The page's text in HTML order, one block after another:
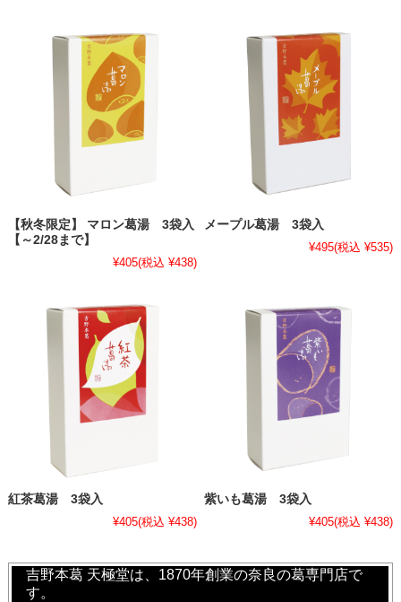
【秋冬限定】 マロン葛湯 3袋入
【～2/28まで】
¥405(税込 ¥438)
メープル葛湯 3袋入
¥495(税込 ¥535)
紅茶葛湯 3袋入
¥405(税込 ¥438)
紫いも葛湯 3袋入
¥405(税込 ¥438)
吉野本葛 天極堂は、1870年創業の奈良の葛専門店で
す。